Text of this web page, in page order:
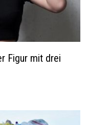
Figur mit drei